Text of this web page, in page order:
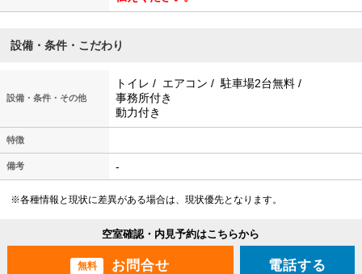
設備・条件・こだわり
設備・条件・その他
トイレ / エアコン / 駐車場2台無料 /
事務所付き
動力付き
特徴
備考 -
※各種情報と現状に差異がある場合は、現状優先となります。
空室確認・内見予約はこちらから
無料 電話する